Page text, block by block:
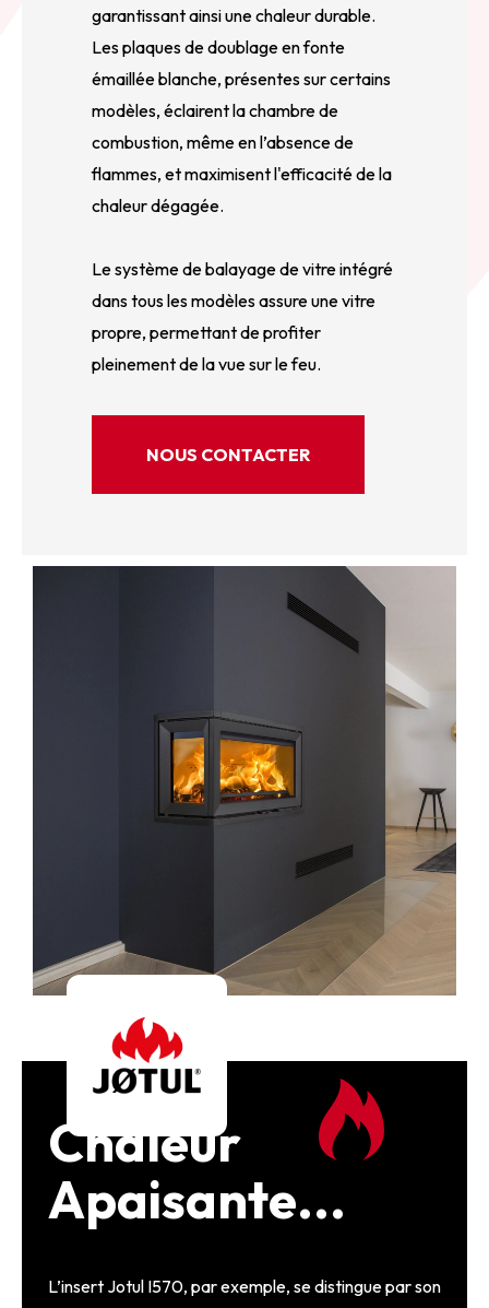
garantissant ainsi une chaleur durable.
Les plaques de doublage en fonte
émaillée blanche, présentes sur certains
modèles, éclairent la chambre de
combustion, même en l’absence de
flammes, et maximisent l'efficacité de la
chaleur dégagée.
Le système de balayage de vitre intégré
dans tous les modèles assure une vitre
propre, permettant de profiter
pleinement de la vue sur le feu.
NOUS CONTACTER
Chaleur
Apaisante...
L’insert Jotul I570, par exemple, se distingue par son